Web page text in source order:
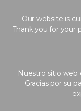
Our website is
Thank you for your
Nuestro sitio web
Gracias por su